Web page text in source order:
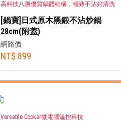
高科技八層優質鍋體結構，極致不沾好清洗
[鍋寶]日式原木黑鍛不沾炒鍋
28cm(附蓋)
網路價
NT$ 899
Versatile Cooker微電腦溫控科技